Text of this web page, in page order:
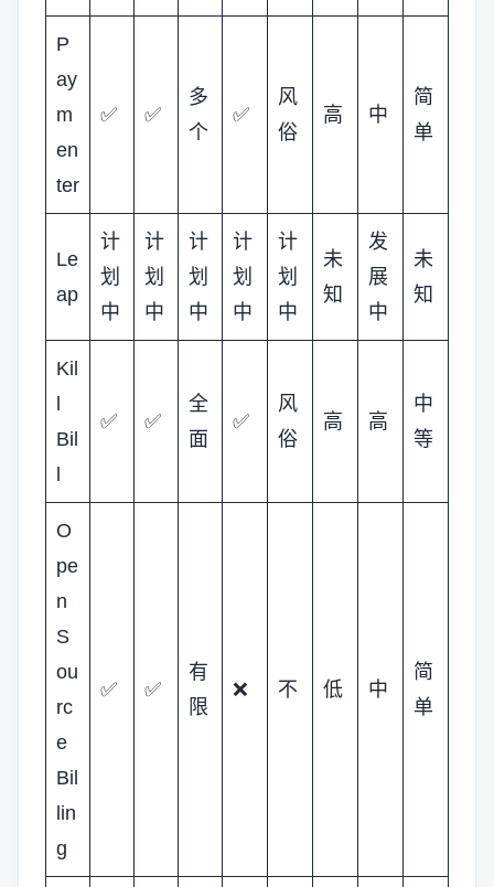
P
ay
m
en
ter
✅ ✅
多
个
✅
风
俗
高 中
简
单
Le
ap
计
划
中
计
划
中
计
划
中
计
划
中
计
划
中
未
知
发
展
中
未
知
Kil
Bil
✅ ✅
全
面
✅
风
俗
高 高
中
等
O
pe
n
S
ou
rc
e
Bil
lin
g
✅ ✅
有
限
❌ 不 低 中
简
单